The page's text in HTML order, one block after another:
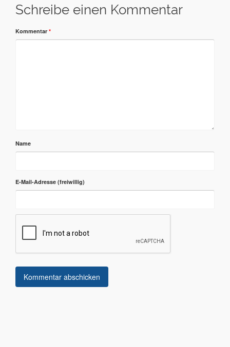
Schreibe einen Kommentar
Kommentar *
Name
E-Mail-Adresse